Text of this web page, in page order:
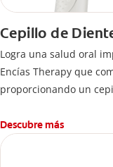
Cepillo de
Logra una salud oral
Encías Therapy que
proporcionando un
Descubre más